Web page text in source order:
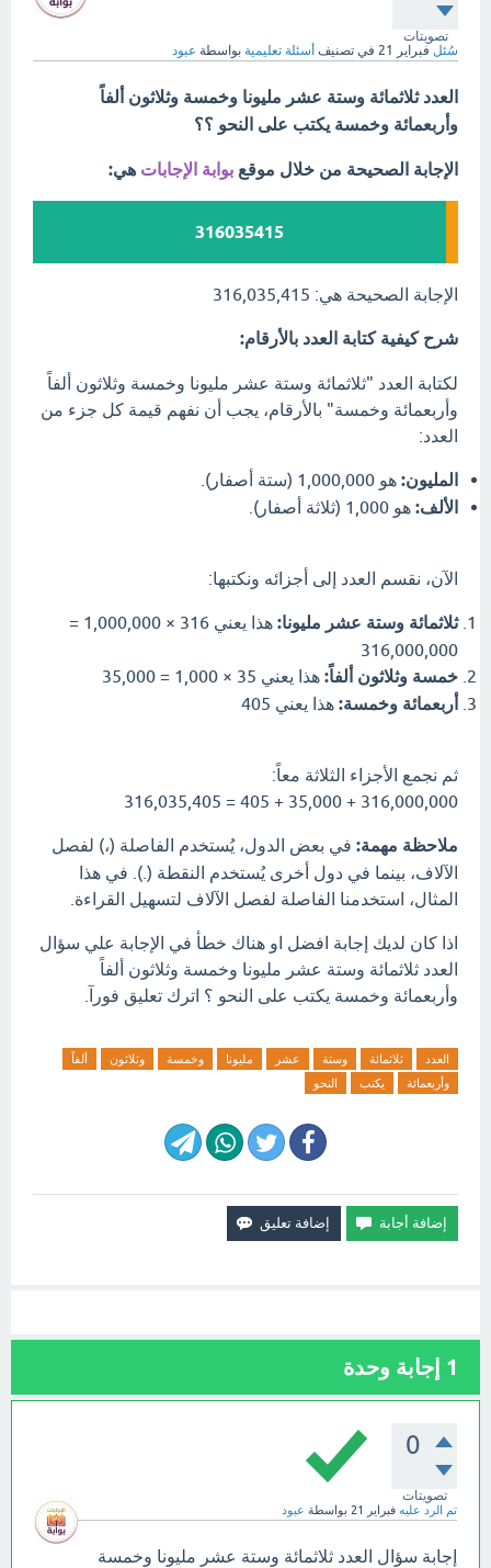
تصويتات
سُئل فبراير 21 في تصنيف أسئلة تعليمية بواسطة عبود
العدد ثلاثمائة وستة عشر مليونا وخمسة وثلاثون ألفاً
وأربعمائة وخمسة يكتب على النحو ؟؟
الإجابة الصحيحة من خلال موقع بوابة الإجابات هي:
316035415
الإجابة الصحيحة هي: 316,035,415
شرح كيفية كتابة العدد بالأرقام:
لكتابة العدد "ثلاثمائة وستة عشر مليونا وخمسة وثلاثون ألفاً
وأربعمائة وخمسة" بالأرقام، يجب أن نفهم قيمة كل جزء من
العدد:
المليون: هو 1,000,000 (ستة أصفار).
الألف: هو 1,000 (ثلاثة أصفار).
الآن، نقسم العدد إلى أجزائه ونكتبها:
ثلاثمائة وستة عشر مليونا:
هذا يعني 316 × 1,000,000 =
316,000,000
خمسة وثلاثون ألفاً: هذا يعني 35 × 1,000 = 35,000
أربعمائة وخمسة: هذا يعني 405
ثم نجمع الأجزاء الثلاثة معاً:
316,000,000 + 35,000 + 405 = 316,035,405
ملاحظة مهمة: في بعض الدول، يُستخدم الفاصلة (،) لفصل
الآلاف، بينما في دول أخرى يُستخدم النقطة (.). في هذا
المثال، استخدمنا الفاصلة لفصل الآلاف لتسهيل القراءة.
اذا كان لديك إجابة افضل او هناك خطأ في الإجابة علي سؤال
العدد ثلاثمائة وستة عشر مليونا وخمسة وثلاثون ألفاً
وأربعمائة وخمسة يكتب على النحو ؟ اترك تعليق فورآ.
العدد ثلاثمائة وستة عشر مليونا وخمسة وثلاثون
ألفاً
وأربعمائة
يكتب النحو
1 إجابة وحدة
0
تصويتات
تم الرد عليه فبراير 21 بواسطة عبود
إجابة سؤال العدد ثلاثمائة وستة عشر مليونا وخمسة